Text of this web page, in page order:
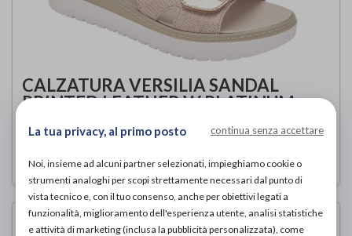
CALZATURA VERSILIA SANDAL
PRINTED LEATHER W PLATINUM
La tua privacy, al primo posto continua senza accettare
Noi, insieme ad alcuni partner selezionati, impieghiamo cookie o
strumenti analoghi per scopi strettamente necessari dal punto di
vista tecnico e, con il tuo consenso, anche per obiettivi legati a
funzionalità, miglioramento dell'esperienza utente, analisi statistiche
e attività di marketing (inclusa la pubblicità personalizzata), come